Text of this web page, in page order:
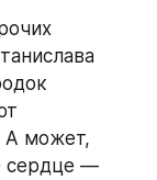
А может,
сердце —